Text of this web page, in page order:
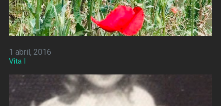
1 abril, 2016
Vita I